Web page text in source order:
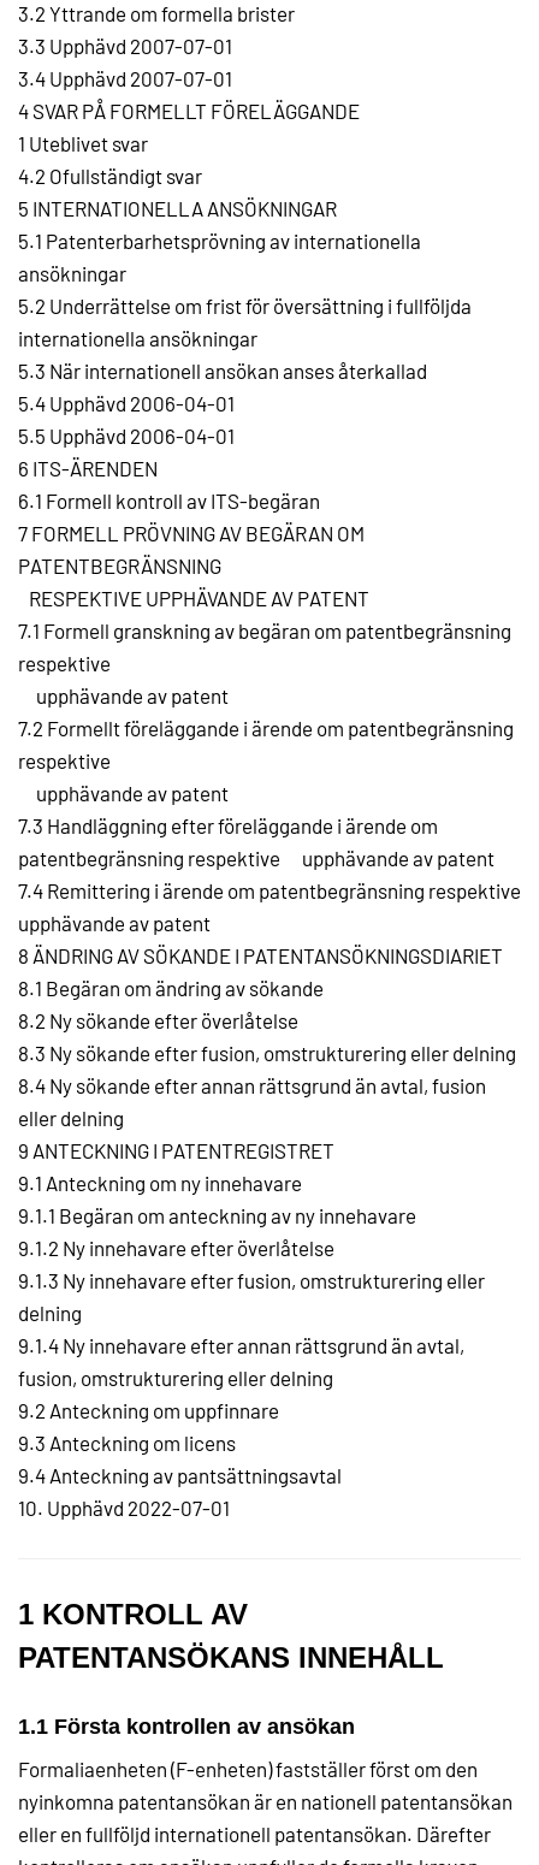
3.2 Yttrande om formella brister
3.3 Upphävd 2007-07-01
3.4 Upphävd 2007-07-01
4 SVAR PÅ FORMELLT FÖRELÄGGANDE
1 Uteblivet svar
4.2 Ofullständigt svar
5 INTERNATIONELLA ANSÖKNINGAR
5.1 Patenterbarhetsprövning av internationella
ansökningar
5.2 Underrättelse om frist för översättning i fullföljda
internationella ansökningar
5.3 När internationell ansökan anses återkallad
5.4 Upphävd 2006-04-01
5.5 Upphävd 2006-04-01
6 ITS-ÄRENDEN
6.1 Formell kontroll av ITS-begäran
7 FORMELL PRÖVNING AV BEGÄRAN OM
PATENTBEGRÄNSNING
RESPEKTIVE UPPHÄVANDE AV PATENT
7.1 Formell granskning av begäran om patentbegränsning
respektive
upphävande av patent
7.2 Formellt föreläggande i ärende om patentbegränsning
respektive
upphävande av patent
7.3 Handläggning efter föreläggande i ärende om
patentbegränsning respektive upphävande av patent
7.4 Remittering i ärende om patentbegränsning respektive
upphävande av patent
8 ÄNDRING AV SÖKANDE I PATENTANSÖKNINGSDIARIET
8.1 Begäran om ändring av sökande
8.2 Ny sökande efter överlåtelse
8.3 Ny sökande efter fusion, omstrukturering eller delning
8.4 Ny sökande efter annan rättsgrund än avtal, fusion
eller delning
9 ANTECKNING I PATENTREGISTRET
9.1 Anteckning om ny innehavare
9.1.1 Begäran om anteckning av ny innehavare
9.1.2 Ny innehavare efter överlåtelse
9.1.3 Ny innehavare efter fusion, omstrukturering eller
delning
9.1.4 Ny innehavare efter annan rättsgrund än avtal,
fusion, omstrukturering eller delning
9.2 Anteckning om uppfinnare
9.3 Anteckning om licens
9.4 Anteckning av pantsättningsavtal
10. Upphävd 2022-07-01
1 KONTROLL AV
PATENTANSÖKANS INNEHÅLL
1.1 Första kontrollen av ansökan
Formaliaenheten (F-enheten) fastställer först om den
nyinkomna patentansökan är en nationell patentansökan
eller en fullföljd internationell patentansökan. Därefter